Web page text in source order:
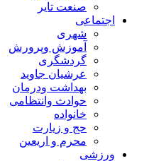
صنعت تایر
اجتماعی
شهری
آموزش وپرورش
گردشگری
عرشیان جاوید
بهداشت ودرمان
حوادث وانتظامی
خانواده
حج و زیارت
محرم و اریعین
ورزشی